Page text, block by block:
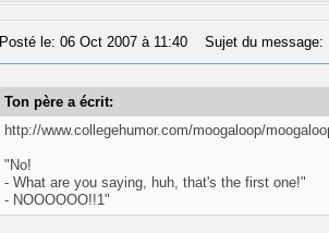
Posté le: 06 Oct 2007 à 11:40 Sujet du message:
Ton père a écrit:
http://www.collegehumor.com/moogaloop/
"No!
- What are you saying, huh, that's the first one!"
- NOOOOOO!!1"